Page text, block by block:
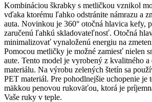
Kombináciou škrabky s metličkou vznikol
vďaka ktorému ľahko odstránite námrazu a
auta. Novinkou je 360° otočná hlavica kefy,
zaručenú ľahkú skladovateľnosť. Otočná
minimalizovať vynaloženú energiu na
Pomocou metličky je možné zamiesť nielen
aute. Tento model je vyrobený z kvalitného
materiálu. Na výrobu zelených štetín sa
PET materiál. Pre pohodlnejšie uchopenie je
mäkkou penovou rukoväťou, ktorá je
Vaše ruky v teple.